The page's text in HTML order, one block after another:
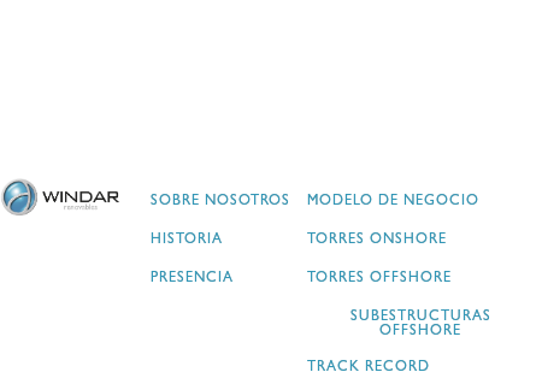
SOBRE NOSOTROS
HISTORIA
PRESENCIA
MODELO DE NEGOCIO
TORRES ONSHORE
TORRES OFFSHORE
SUBESTRUCTURAS
OFFSHORE
TRACK RECORD